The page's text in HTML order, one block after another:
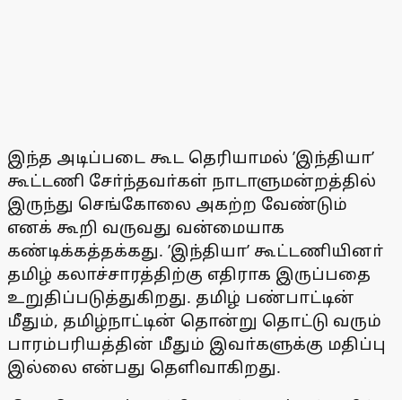
இந்த அடிப்படை கூட தெரியாமல் ’இந்தியா’
கூட்டணி சோ்ந்தவா்கள் நாடாளுமன்றத்தில்
இருந்து செங்கோலை அகற்ற வேண்டும்
எனக் கூறி வருவது வன்மையாக
கண்டிக்கத்தக்கது. ’இந்தியா’ கூட்டணியினா்
தமிழ் கலாச்சாரத்திற்கு எதிராக இருப்பதை
உறுதிப்படுத்துகிறது. தமிழ் பண்பாட்டின்
மீதும், தமிழ்நாட்டின் தொன்று தொட்டு வரும்
பாரம்பரியத்தின் மீதும் இவா்களுக்கு மதிப்பு
இல்லை என்பது தெளிவாகிறது.